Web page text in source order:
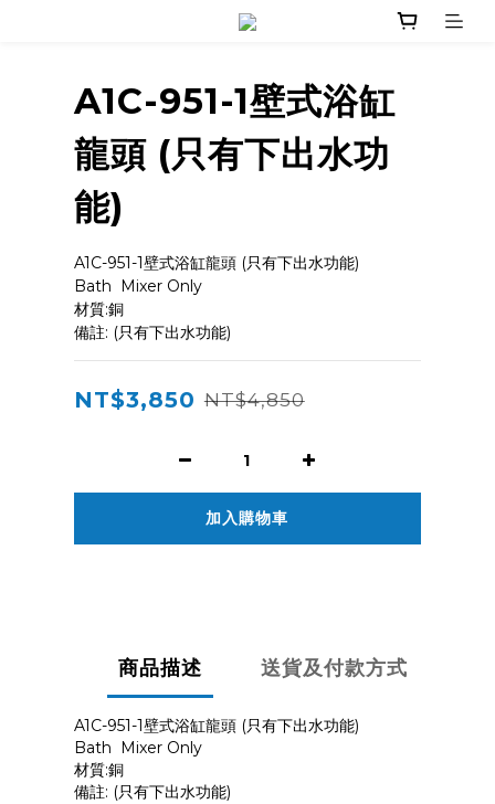
A1C-951-1壁式浴缸
龍頭 (只有下出水功
能)
A1C-951-1壁式浴缸龍頭 (只有下出水功能)
Bath  Mixer Only
材質:銅
備註: (只有下出水功能)
NT$3,850 NT$4,850
加入購物車
商品描述 送貨及付款方式
A1C-951-1壁式浴缸龍頭 (只有下出水功能)
Bath Mixer Only
材質:銅
備註: (只有下出水功能)